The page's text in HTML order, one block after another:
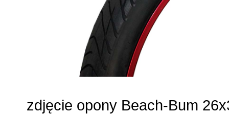
zdjęcie opony Beach-Bum